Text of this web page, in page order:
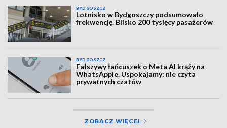
BYDGOSZCZ
Lotnisko w Bydgoszczy podsumowało
frekwencję. Blisko 200 tysięcy pasażerów
BYDGOSZCZ
Fałszywy łańcuszek o Meta AI krąży na
WhatsAppie. Uspokajamy: nie czyta
prywatnych czatów
ZOBACZ WIĘCEJ